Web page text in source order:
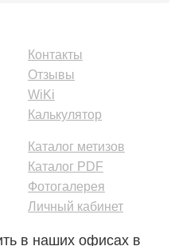
Контакты
Отзывы
WiKi
Калькулятор
Каталог метизов
Каталог PDF
Фотогалерея
Личный кабинет
в наших офисах в